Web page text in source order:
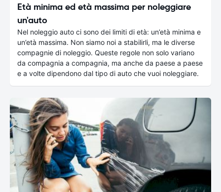
Età minima ed età massima per noleggiare
un'auto
Nel noleggio auto ci sono dei limiti di età: un’età minima e
un’età massima. Non siamo noi a stabilirli, ma le diverse
compagnie di noleggio. Queste regole non solo variano
da compagnia a compagnia, ma anche da paese a paese
e a volte dipendono dal tipo di auto che vuoi noleggiare.